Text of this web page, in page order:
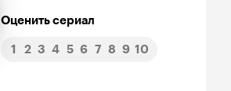
Оценить сериал
1 2 3 4 5 6 7 8 9 10